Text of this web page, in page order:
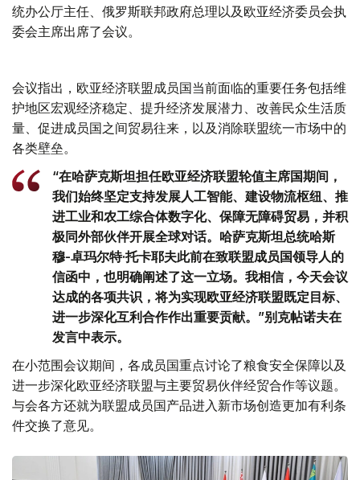
统办公厅主任、俄罗斯联邦政府总理以及欧亚经济委员会执
委会主席出席了会议。
会议指出，欧亚经济联盟成员国当前面临的重要任务包括维
护地区宏观经济稳定、提升经济发展潜力、改善民众生活质
量、促进成员国之间贸易往来，以及消除联盟统一市场中的
各类壁垒。
“在哈萨克斯坦担任欧亚经济联盟轮值主席国期间，
我们始终坚定支持发展人工智能、建设物流枢纽、推
进工业和农工综合体数字化、保障无障碍贸易，并积
极同外部伙伴开展全球对话。哈萨克斯坦总统哈斯
穆-卓玛尔特·托卡耶夫此前在致联盟成员国领导人的
信函中，也明确阐述了这一立场。我相信，今天会议
达成的各项共识，将为实现欧亚经济联盟既定目标、
进一步深化互利合作作出重要贡献。”别克帖诺夫在
发言中表示。
在小范围会议期间，各成员国重点讨论了粮食安全保障以及
进一步深化欧亚经济联盟与主要贸易伙伴经贸合作等议题。
与会各方还就为联盟成员国产品进入新市场创造更加有利条
件交换了意见。